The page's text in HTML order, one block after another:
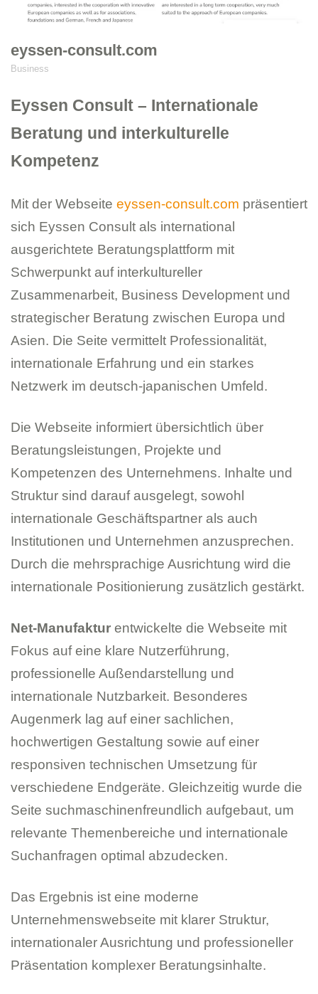
eyssen-consult.com
Business
Eyssen Consult – Internationale
Beratung und interkulturelle
Kompetenz
Mit der Webseite eyssen-consult.com präsentiert
sich Eyssen Consult als international
ausgerichtete Beratungsplattform mit
Schwerpunkt auf interkultureller
Zusammenarbeit, Business Development und
strategischer Beratung zwischen Europa und
Asien. Die Seite vermittelt Professionalität,
internationale Erfahrung und ein starkes
Netzwerk im deutsch-japanischen Umfeld.
Die Webseite informiert übersichtlich über
Beratungsleistungen, Projekte und
Kompetenzen des Unternehmens. Inhalte und
Struktur sind darauf ausgelegt, sowohl
internationale Geschäftspartner als auch
Institutionen und Unternehmen anzusprechen.
Durch die mehrsprachige Ausrichtung wird die
internationale Positionierung zusätzlich gestärkt.
Net-Manufaktur entwickelte die Webseite mit
Fokus auf eine klare Nutzerführung,
professionelle Außendarstellung und
internationale Nutzbarkeit. Besonderes
Augenmerk lag auf einer sachlichen,
hochwertigen Gestaltung sowie auf einer
responsiven technischen Umsetzung für
verschiedene Endgeräte. Gleichzeitig wurde die
Seite suchmaschinenfreundlich aufgebaut, um
relevante Themenbereiche und internationale
Suchanfragen optimal abzudecken.
Das Ergebnis ist eine moderne
Unternehmenswebseite mit klarer Struktur,
internationaler Ausrichtung und professioneller
Präsentation komplexer Beratungsinhalte.